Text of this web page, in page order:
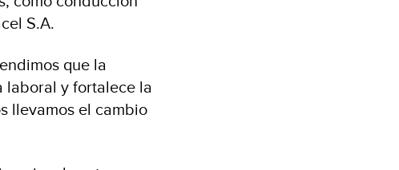
S.A.
que la
laboral y fortalece la
llevamos el cambio